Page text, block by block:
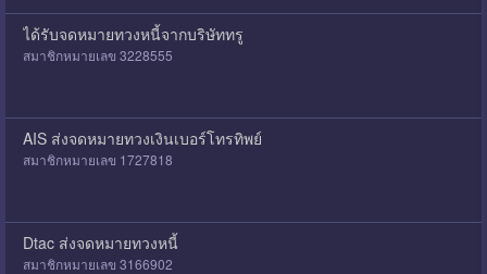
ได้รับจดหมายทวงหนี้จากบริษัททรู
สมาชิกหมายเลข 3228555
AIS ส่งจดหมายทวงเงินเบอร์โทรทิพย์
สมาชิกหมายเลข 1727818
Dtac ส่งจดหมายทวงหนี้
สมาชิกหมายเลข 3166902